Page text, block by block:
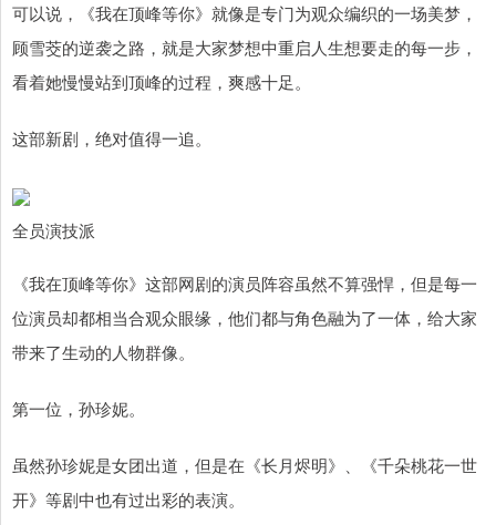
可以说，《我在顶峰等你》就像是专门为观众编织的一场美梦，
顾雪茭的逆袭之路，就是大家梦想中重启人生想要走的每一步，
看着她慢慢站到顶峰的过程，爽感十足。
这部新剧，绝对值得一追。
全员演技派
《我在顶峰等你》这部网剧的演员阵容虽然不算强悍，但是每一
位演员却都相当合观众眼缘，他们都与角色融为了一体，给大家
带来了生动的人物群像。
第一位，孙珍妮。
虽然孙珍妮是女团出道，但是在《长月烬明》、《千朵桃花一世
开》等剧中也有过出彩的表演。